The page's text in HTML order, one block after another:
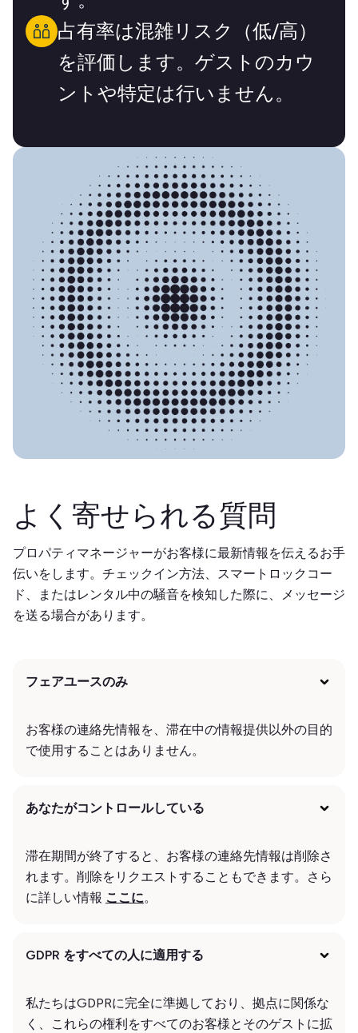
占有率は混雑リスク（低/高）
を評価します。ゲストのカウ
ントや特定は行いません。
よく寄せられる質問
プロパティマネージャーがお客様に最新情報を伝えるお手
伝いをします。チェックイン方法、スマートロックコー
ド、またはレンタル中の騒音を検知した際に、メッセージ
を送る場合があります。
フェアユースのみ
お客様の連絡先情報を、滞在中の情報提供以外の目的
で使用することはありません。
あなたがコントロールしている
滞在期間が終了すると、お客様の連絡先情報は削除さ
れます。削除をリクエストすることもできます。さら
に詳しい情報 ここに。
GDPR をすべての人に適用する
私たちはGDPRに完全に準拠しており、拠点に関係な
く、これらの権利をすべてのお客様とそのゲストに拡